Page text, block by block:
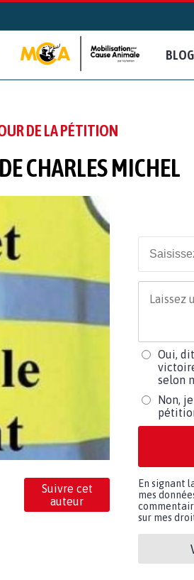
BLOG
DE LA PÉTITION
CHARLES MICHEL
Suivre cet
auteur
Oui,
selon
Non,
En signant
mes
sur mes